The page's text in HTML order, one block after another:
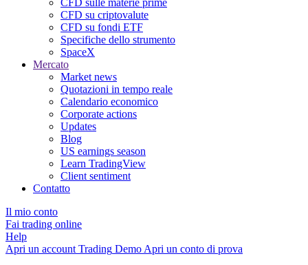
CFD su criptovalute
CFD su fondi ETF
Specifiche dello strumento
SpaceX
Mercato
Market news
Quotazioni in tempo reale
Calendario economico
Corporate actions
Updates
Blog
US earnings season
Learn TradingView
Client sentiment
Contatto
Il mio conto
Fai trading online
Help
Apri un account Trading Demo Apri un conto di prova